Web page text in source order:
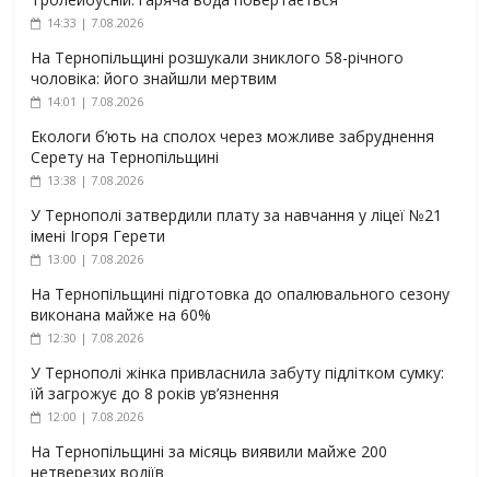
14:33 | 7.08.2026
На Тернопільщині розшукали зниклого 58-річного
чоловіка: його знайшли мертвим
14:01 | 7.08.2026
Екологи б’ють на сполох через можливе забруднення
Серету на Тернопільщині
13:38 | 7.08.2026
У Тернополі затвердили плату за навчання у ліцеї №21
імені Ігоря Герети
13:00 | 7.08.2026
На Тернопільщині підготовка до опалювального сезону
виконана майже на 60%
12:30 | 7.08.2026
У Тернополі жінка привласнила забуту підлітком сумку:
їй загрожує до 8 років ув’язнення
12:00 | 7.08.2026
На Тернопільщині за місяць виявили майже 200
нетверезих водіїв